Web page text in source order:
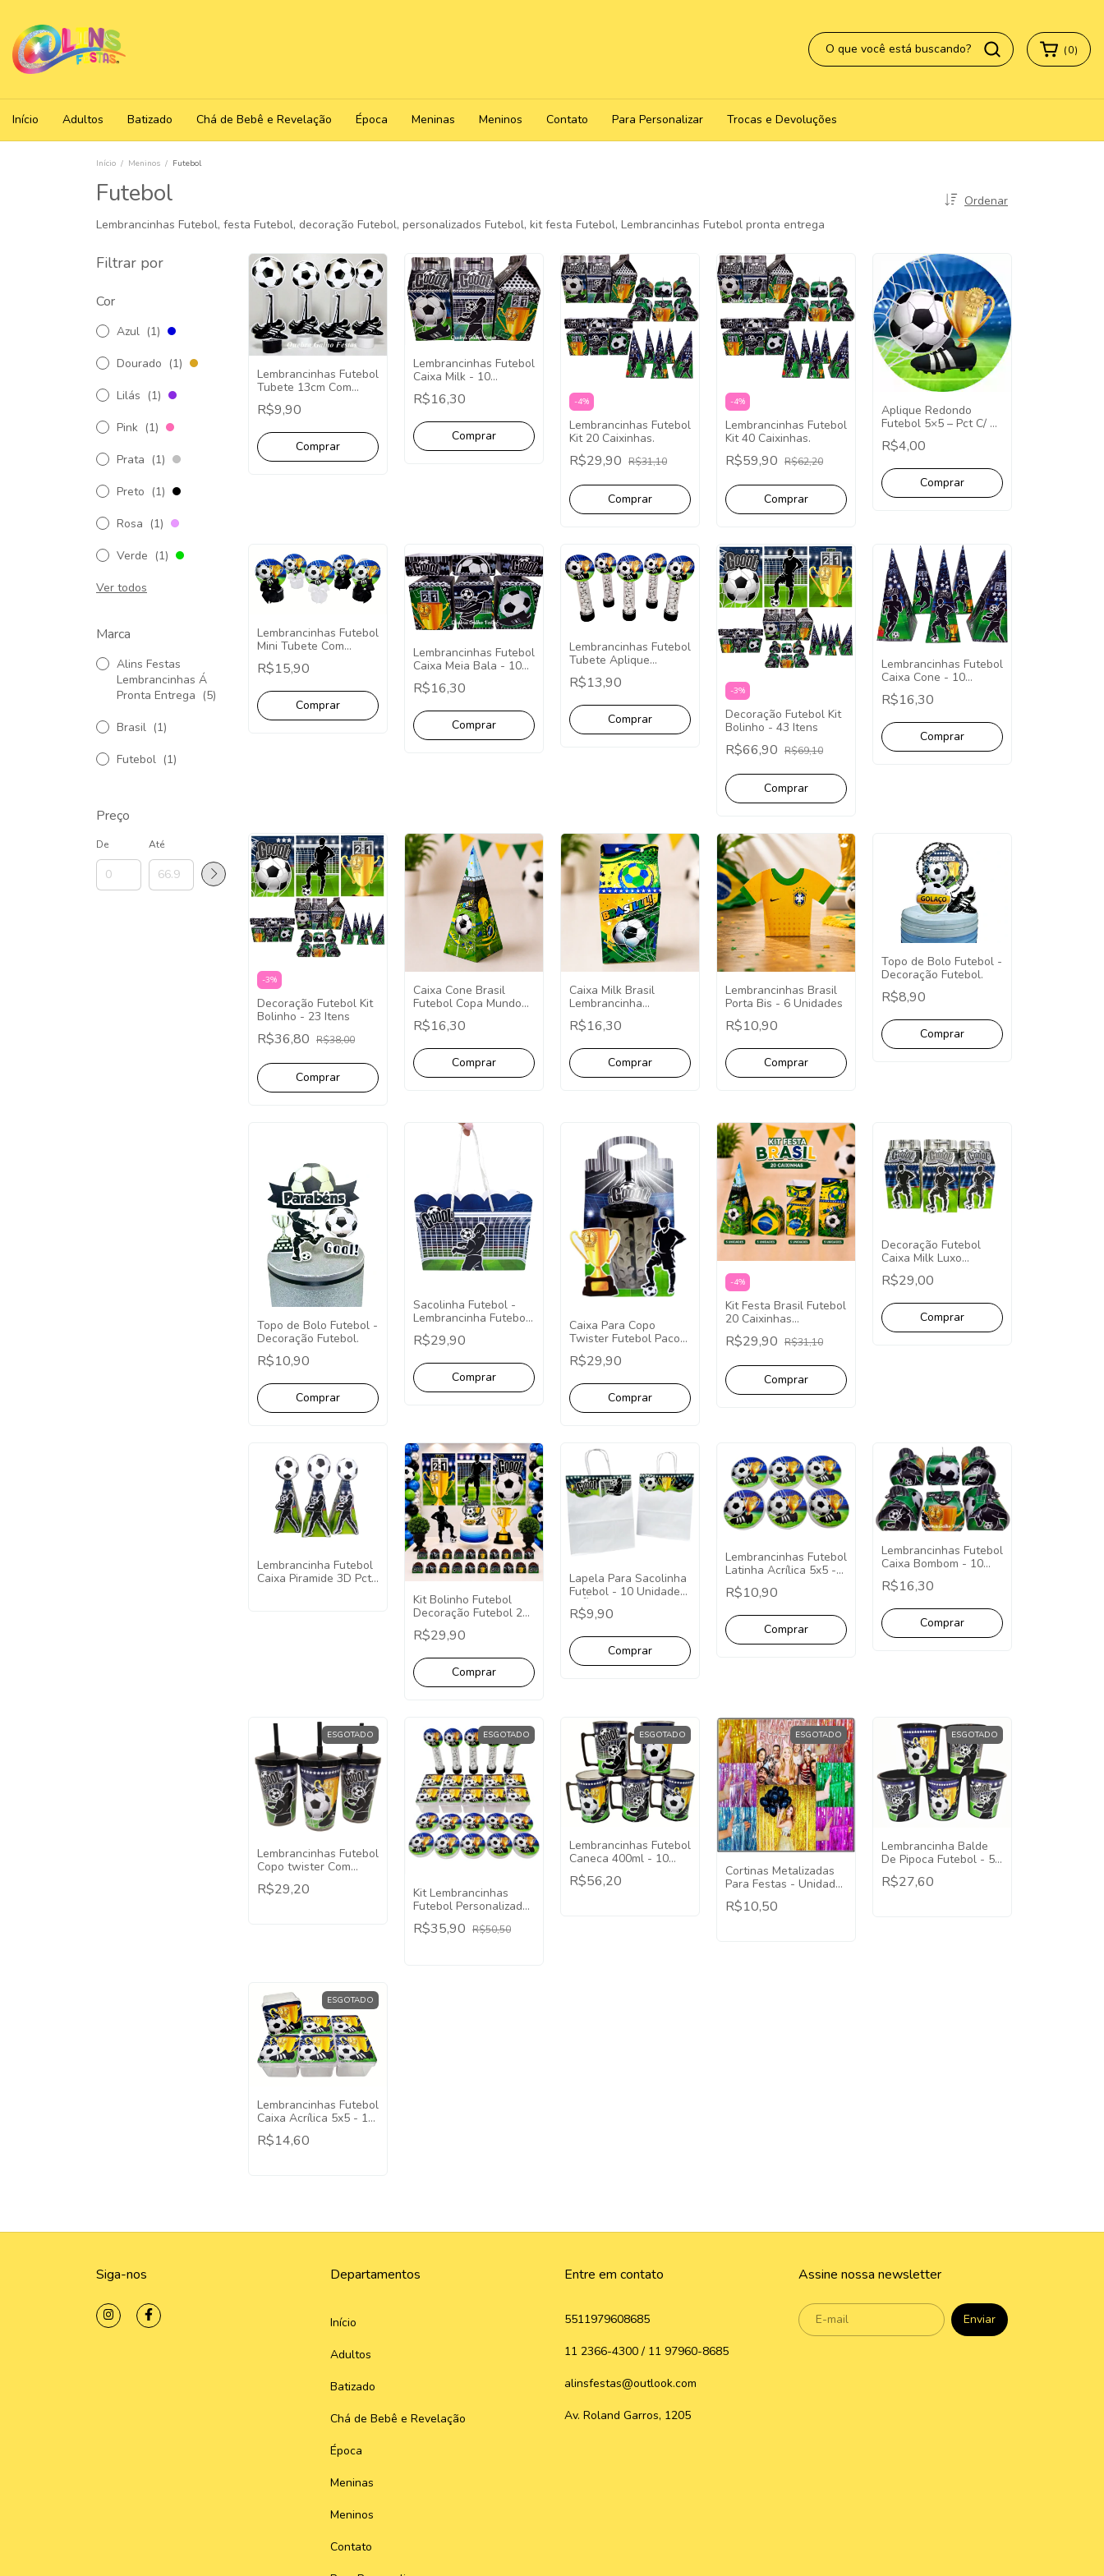
(0)
Início Adultos Batizado Chá de Bebê e Revelação Época Meninas Meninos Contato Para Personalizar Trocas e Devoluções
Início / Meninos / Futebol
Futebol
Ordenar
Lembrancinhas Futebol, festa Futebol, decoração Futebol, personalizados Futebol, kit festa Futebol, Lembrancinhas Futebol pronta entrega
Filtrar por
Cor
Azul (1)
Dourado (1)
Lilás (1)
Pink (1)
Prata (1)
Preto (1)
Rosa (1)
Verde (1)
Ver todos
Marca
Alins Festas
Lembrancinhas Á
Pronta Entrega (5)
Brasil (1)
Futebol (1)
Preço
De Até
Lembrancinhas Futebol
Tubete 13cm Com
Aplique - 5 Unidades.
R$9,90
Lembrancinhas Futebol
Caixa Milk - 10
Unidades.
R$16,30 -4%
Lembrancinhas Futebol
Kit 20 Caixinhas.
R$29,90 R$31,10
-4%
Lembrancinhas Futebol
Kit 40 Caixinhas.
R$59,90 R$62,20
Aplique Redondo
Futebol 5×5 – Pct C/ 10
uni
R$4,00
Lembrancinhas Futebol
Mini Tubete Com
Aplique - 10 Unidades
R$15,90
Lembrancinhas Futebol
Caixa Meia Bala - 10
Unidades.
R$16,30
Lembrancinhas Futebol
Tubete Aplique
Redondo - 10
Unidades
R$13,90 -3%
Decoração Futebol Kit
Bolinho - 43 Itens
R$66,90 R$69,10
Lembrancinhas Futebol
Caixa Cone - 10
Unidades.
R$16,30
-3%
Decoração Futebol Kit
Bolinho - 23 Itens
R$36,80 R$38,00
Caixa Cone Brasil
Futebol Copa Mundo
Lembrancinhas 10
Unidades.
R$16,30
Caixa Milk Brasil
Lembrancinha
Personalizada Futebol
- 10 Unidades.
R$16,30
Lembrancinhas Brasil
Porta Bis - 6 Unidades
R$10,90
Topo de Bolo Futebol -
Decoração Futebol.
R$8,90
Topo de Bolo Futebol -
Decoração Futebol.
R$10,90
Sacolinha Futebol -
Lembrancinha Futebol
Pct 10 Unidades
Sacolinha Futebol
R$29,90
Caixa Para Copo
Twister Futebol Pacote
10 Unidades
Lembrancinha Futebol
R$29,90
-4%
Kit Festa Brasil Futebol
20 Caixinhas
Lembrancinhas Copa
R$29,90 R$31,10
Decoração Futebol
Caixa Milk Luxo
Futebol 2026
Lembrancinha 3D
PCT C/10 Unid.
R$29,00
Lembrancinha Futebol
Caixa Piramide 3D Pct.
Kit Bolinho Futebol
Decoração Futebol 26
Itens (P)
R$29,90
Lapela Para Sacolinha
Futebol - 10 Unidades
(NÃO ACOMPANHA
SACOLA)
R$9,90
Lembrancinhas Futebol
Latinha Acrílica 5x5 -
10 Unidades
R$10,90
Lembrancinhas Futebol
Caixa Bombom - 10
Unidades.
R$16,30
ESGOTADO
Lembrancinhas Futebol
Copo twister Com
Canudo - 5 Unidades
R$29,20
ESGOTADO
Kit Lembrancinhas
Futebol Personalizados
30 Itens Acrílico
R$35,90 R$50,50
ESGOTADO
Lembrancinhas Futebol
Caneca 400ml - 10
Unidades
R$56,20
ESGOTADO
Cortinas Metalizadas
Para Festas - Unidade
2x1
R$10,50
ESGOTADO
Lembrancinha Balde
De Pipoca Futebol - 5
Unidades
R$27,60
ESGOTADO
Lembrancinhas Futebol
Caixa Acrílica 5x5 - 10
Unidades
R$14,60
Siga-nos Departamentos
Início
Adultos
Batizado
Chá de Bebê e Revelação
Época
Meninas
Meninos
Contato
Entre em contato
5511979608685
11 2366-4300 / 11 97960-8685
alinsfestas@outlook.com
Av. Roland Garros, 1205
Assine nossa newsletter